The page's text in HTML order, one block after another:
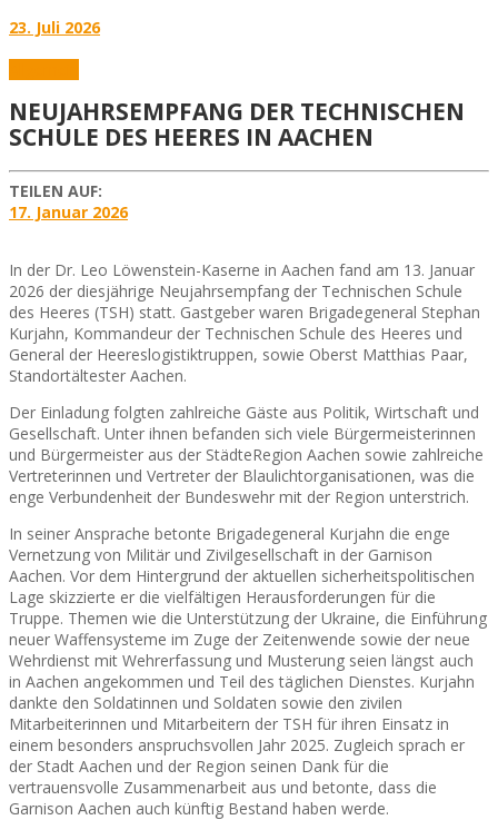
23. Juli 2026
NEUJAHRSEMPFANG DER TECHNISCHEN
SCHULE DES HEERES IN AACHEN
TEILEN AUF:
17. Januar 2026
In der Dr. Leo Löwenstein-Kaserne in Aachen fand am 13. Januar
2026 der diesjährige Neujahrsempfang der Technischen Schule
des Heeres (TSH) statt. Gastgeber waren Brigadegeneral Stephan
Kurjahn, Kommandeur der Technischen Schule des Heeres und
General der Heereslogistiktruppen, sowie Oberst Matthias Paar,
Standortältester Aachen.
Der Einladung folgten zahlreiche Gäste aus Politik, Wirtschaft und
Gesellschaft. Unter ihnen befanden sich viele Bürgermeisterinnen
und Bürgermeister aus der StädteRegion Aachen sowie zahlreiche
Vertreterinnen und Vertreter der Blaulichtorganisationen, was die
enge Verbundenheit der Bundeswehr mit der Region unterstrich.
In seiner Ansprache betonte Brigadegeneral Kurjahn die enge
Vernetzung von Militär und Zivilgesellschaft in der Garnison
Aachen. Vor dem Hintergrund der aktuellen sicherheitspolitischen
Lage skizzierte er die vielfältigen Herausforderungen für die
Truppe. Themen wie die Unterstützung der Ukraine, die Einführung
neuer Waffensysteme im Zuge der Zeitenwende sowie der neue
Wehrdienst mit Wehrerfassung und Musterung seien längst auch
in Aachen angekommen und Teil des täglichen Dienstes. Kurjahn
dankte den Soldatinnen und Soldaten sowie den zivilen
Mitarbeiterinnen und Mitarbeitern der TSH für ihren Einsatz in
einem besonders anspruchsvollen Jahr 2025. Zugleich sprach er
der Stadt Aachen und der Region seinen Dank für die
vertrauensvolle Zusammenarbeit aus und betonte, dass die
Garnison Aachen auch künftig Bestand haben werde.